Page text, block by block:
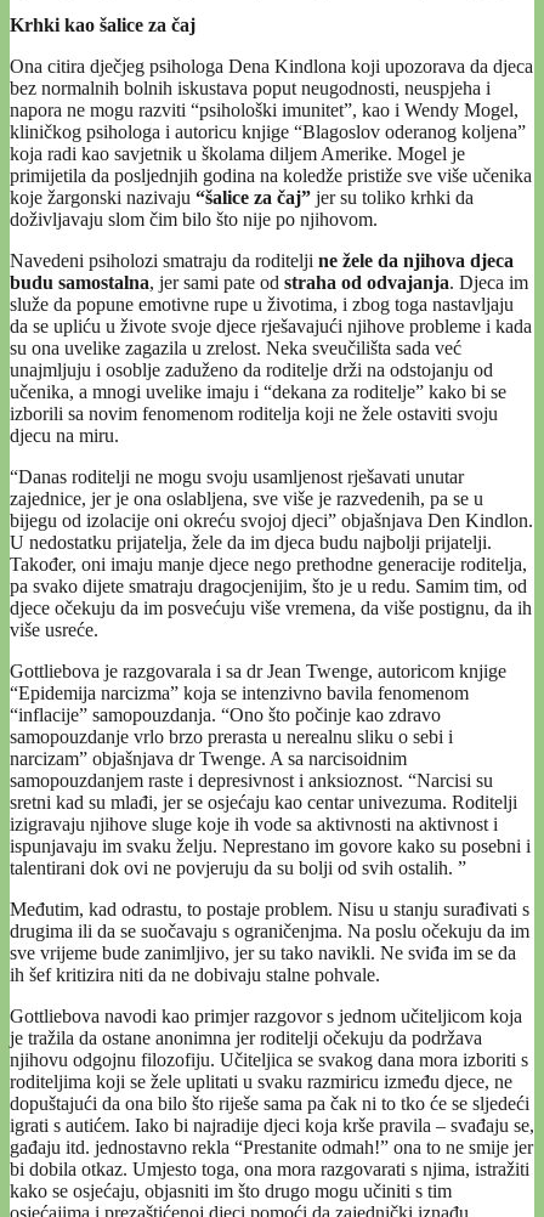
Krhki kao šalice za čaj
Ona citira dječjeg psihologa Dena Kindlona koji upozorava da djeca
bez normalnih bolnih iskustava poput neugodnosti, neuspjeha i
napora ne mogu razviti “psihološki imunitet”, kao i Wendy Mogel,
kliničkog psihologa i autoricu knjige “Blagoslov oderanog koljena”
koja radi kao savjetnik u školama diljem Amerike. Mogel je
primijetila da posljednjih godina na koledže pristiže sve više učenika
koje žargonski nazivaju “šalice za čaj” jer su toliko krhki da
doživljavaju slom čim bilo što nije po njihovom.
Navedeni psiholozi smatraju da roditelji ne žele da njihova djeca
budu samostalna, jer sami pate od straha od odvajanja. Djeca im
služe da popune emotivne rupe u životima, i zbog toga nastavljaju
da se upliću u živote svoje djece rješavajući njihove probleme i kada
su ona uvelike zagazila u zrelost. Neka sveučilišta sada već
unajmljuju i osoblje zaduženo da roditelje drži na odstojanju od
učenika, a mnogi uvelike imaju i “dekana za roditelje” kako bi se
izborili sa novim fenomenom roditelja koji ne žele ostaviti svoju
djecu na miru.
“Danas roditelji ne mogu svoju usamljenost rješavati unutar
zajednice, jer je ona oslabljena, sve više je razvedenih, pa se u
bijegu od izolacije oni okreću svojoj djeci” objašnjava Den Kindlon.
U nedostatku prijatelja, žele da im djeca budu najbolji prijatelji.
Također, oni imaju manje djece nego prethodne generacije roditelja,
pa svako dijete smatraju dragocjenijim, što je u redu. Samim tim, od
djece očekuju da im posvećuju više vremena, da više postignu, da ih
više usreće.
Gottliebova je razgovarala i sa dr Jean Twenge, autoricom knjige
“Epidemija narcizma” koja se intenzivno bavila fenomenom
“inflacije” samopouzdanja. “Ono što počinje kao zdravo
samopouzdanje vrlo brzo prerasta u nerealnu sliku o sebi i
narcizam” objašnjava dr Twenge. A sa narcisoidnim
samopouzdanjem raste i depresivnost i anksioznost. “Narcisi su
sretni kad su mlađi, jer se osjećaju kao centar univezuma. Roditelji
izigravaju njihove sluge koje ih vode sa aktivnosti na aktivnost i
ispunjavaju im svaku želju. Neprestano im govore kako su posebni i
talentirani dok ovi ne povjeruju da su bolji od svih ostalih. ”
Međutim, kad odrastu, to postaje problem. Nisu u stanju surađivati s
drugima ili da se suočavaju s ograničenjma. Na poslu očekuju da im
sve vrijeme bude zanimljivo, jer su tako navikli. Ne sviđa im se da
ih šef kritizira niti da ne dobivaju stalne pohvale.
Gottliebova navodi kao primjer razgovor s jednom učiteljicom koja
je tražila da ostane anonimna jer roditelji očekuju da podržava
njihovu odgojnu filozofiju. Učiteljica se svakog dana mora izboriti s
roditeljima koji se žele uplitati u svaku razmiricu između djece, ne
dopuštajući da ona bilo što riješe sama pa čak ni to tko će se sljedeći
igrati s autićem. Iako bi najradije djeci koja krše pravila – svađaju se,
gađaju itd. jednostavno rekla “Prestanite odmah!” ona to ne smije jer
bi dobila otkaz. Umjesto toga, ona mora razgovarati s njima, istražiti
kako se osjećaju, objasniti im što drugo mogu učiniti s tim